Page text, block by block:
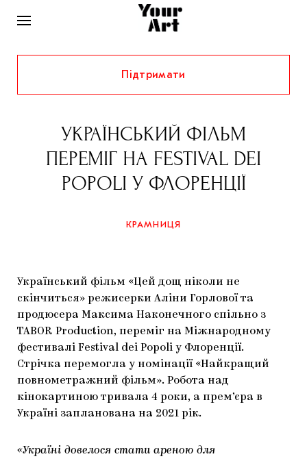
НОВИНИ
ІНТЕРВ’Ю
ХУДОЖНИКИ
КУРАТОРИ
РІДНИЙ КРАЙ
ФЕСТИВАЛІ
КОЛЕКЦІЇ
ГАЛЕРЕЇ
АРТЦЕНТРИ
СТАТТІ
КОНСПЕКТИ
КНИЖКИ І ЖУРНАЛИ
ЗАПАЛЕННЯ
ЯК ПІДТРИМУВАТИ УКРАЇНСЬКЕ МИСТЕЦТВО
МАРІУПОЛЬСЬКІ МАРГІНАЛІЇ
CARPATHIAN CULT ПРО РІЗДВЯНІ СВЯТА
КРАМНИЦЯ
Підтримати
УКРАЇНСЬКИЙ ФІЛЬМ
ПЕРЕМІГ НА FESTIVAL DEI
POPOLI У ФЛОРЕНЦІЇ
КРАМНИЦЯ
Український фільм «Цей дощ ніколи не
скінчиться» режисерки Аліни Горлової та
продюсера Максима Наконечного спільно з
TABOR Production, переміг на Міжнародному
фестивалі Festival dei Popoli у Флоренції.
Стрічка перемогла у номінації «Найкращий
повнометражний фільм». Робота над
кінокартиною тривала 4 роки, а прем’єра в
Україні запланована на 2021 рік.
«Україні довелося стати ареною для